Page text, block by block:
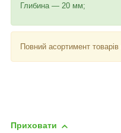
Глибина — 20 мм;
Повний асортимент товарів
Приховати